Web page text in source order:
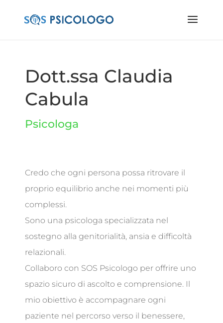
Dott.ssa Claudia
Cabula
Psicologa
Credo che ogni persona possa ritrovare il
proprio equilibrio anche nei momenti più
complessi.
Sono una psicologa specializzata nel
sostegno alla genitorialità, ansia e difficoltà
relazionali.
Collaboro con SOS Psicologo per offrire uno
spazio sicuro di ascolto e comprensione. Il
mio obiettivo è accompagnare ogni
paziente nel percorso verso il benessere,